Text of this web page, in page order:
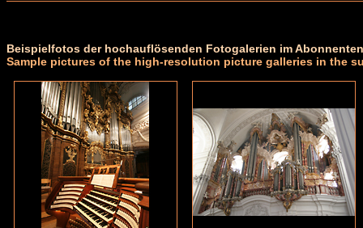
Beispielfotos der hochauflösenden Fotogalerien im
Sample pictures of the high-resolution picture galleries in the